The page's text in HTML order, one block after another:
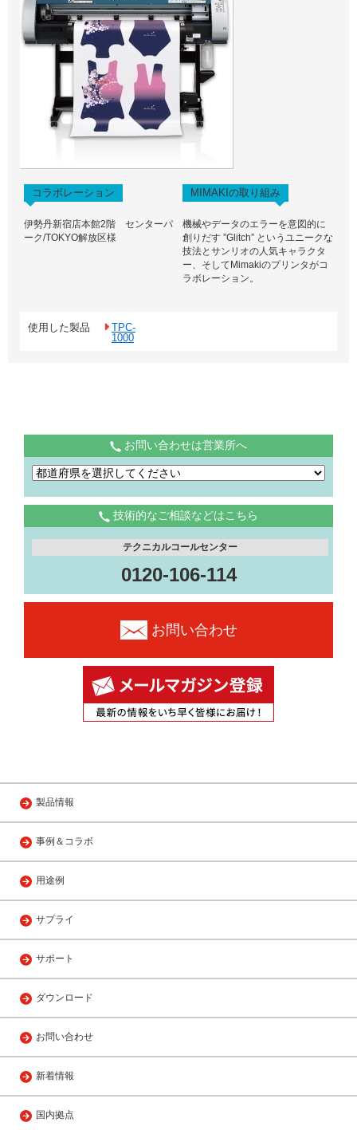
コラボレーション MIMAKIの取り組み
伊勢丹新宿店本館2階 センターパ
ーク/TOKYO解放区様
機械やデータのエラーを意図的に
創りだす ”Glitch” というユニークな
技法とサンリオの人気キャラクタ
ー、そしてMimakiのプリンタがコ
ラボレーション。
使用した製品
TPC-
1000
お問い合わせは営業所へ
技術的なご相談などはこちら
テクニカルコールセンター
0120-106-114
お問い合わせ
製品情報
事例＆コラボ
用途例
サプライ
サポート
ダウンロード
お問い合わせ
新着情報
国内拠点